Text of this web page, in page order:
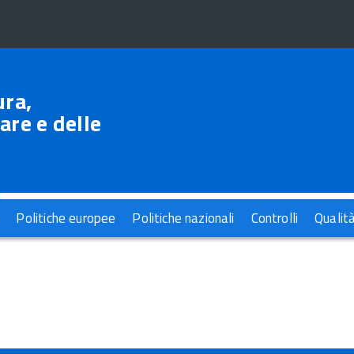
e delle
Politiche europee Politiche nazionali Controlli